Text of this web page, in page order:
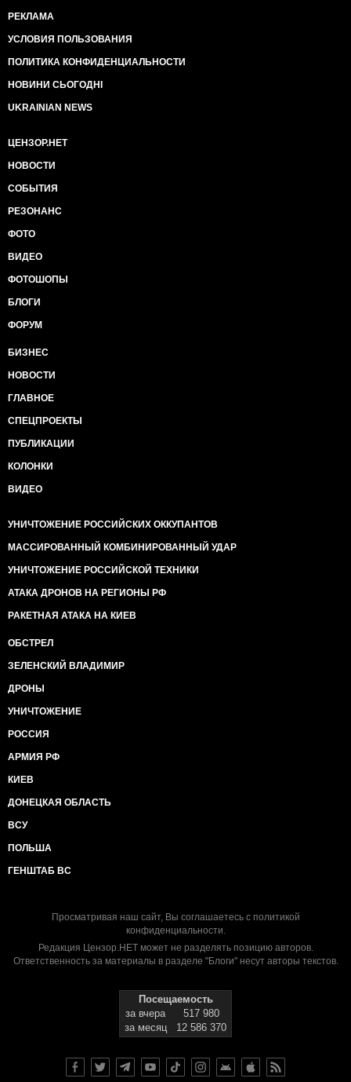
РЕКЛАМА
УСЛОВИЯ ПОЛЬЗОВАНИЯ
ПОЛИТИКА КОНФИДЕНЦИАЛЬНОСТИ
НОВИНИ СЬОГОДНІ
UKRAINIAN NEWS
ЦЕНЗОР.НЕТ
НОВОСТИ
СОБЫТИЯ
РЕЗОНАНС
ФОТО
ВИДЕО
ФОТОШОПЫ
БЛОГИ
ФОРУМ
БИЗНЕС
НОВОСТИ
ГЛАВНОЕ
СПЕЦПРОЕКТЫ
ПУБЛИКАЦИИ
КОЛОНКИ
ВИДЕО
УНИЧТОЖЕНИЕ РОССИЙСКИХ ОККУПАНТОВ
МАССИРОВАННЫЙ КОМБИНИРОВАННЫЙ УДАР
УНИЧТОЖЕНИЕ РОССИЙСКОЙ ТЕХНИКИ
АТАКА ДРОНОВ НА РЕГИОНЫ РФ
РАКЕТНАЯ АТАКА НА КИЕВ
ОБСТРЕЛ
ЗЕЛЕНСКИЙ ВЛАДИМИР
ДРОНЫ
УНИЧТОЖЕНИЕ
РОССИЯ
АРМИЯ РФ
КИЕВ
ДОНЕЦКАЯ ОБЛАСТЬ
ВСУ
ПОЛЬША
ГЕНШТАБ ВС
Просматривая наш сайт, Вы соглашаетесь с политикой
конфиденциальности.
Редакция Цензор.НЕТ может не разделять позицию авторов.
Ответственность за материалы в разделе "Блоги" несут авторы текстов.
Посещаемость
за вчера
517 980
за месяц
12 586 370